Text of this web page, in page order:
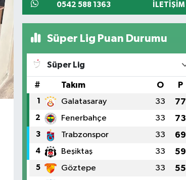
0542 588 1363 İLETIŞIM
Süper Lig Puan Durumu
Süper Lig
# Takım O P
1 Galatasaray 33 77
2 Fenerbahçe 33 73
3 Trabzonspor 33 69
4 Beşiktaş 33 59
5 Göztepe 33 55